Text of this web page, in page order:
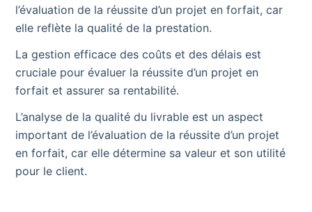
l’évaluation de la réussite d’un projet en forfait, car
elle reflète la qualité de la prestation.
La gestion efficace des coûts et des délais est
cruciale pour évaluer la réussite d’un projet en
forfait et assurer sa rentabilité.
L’analyse de la qualité du livrable est un aspect
important de l’évaluation de la réussite d’un projet
en forfait, car elle détermine sa valeur et son utilité
pour le client.